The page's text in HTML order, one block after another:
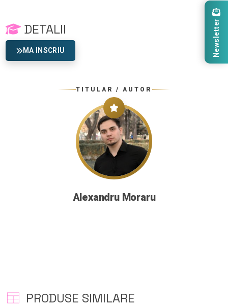
DETALII
MA INSCRIU
TITULAR / AUTOR
Alexandru Moraru
PRODUSE SIMILARE
Newsletter